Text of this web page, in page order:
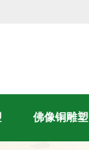
佛像铜雕塑